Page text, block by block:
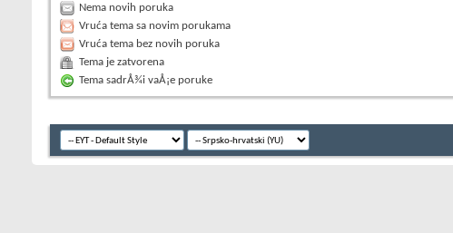
Nema novih poruka
Vruća tema sa novim porukama
Vruća tema bez novih poruka
Tema je zatvorena
Tema sadrÅ¾i vaÅ¡e poruke